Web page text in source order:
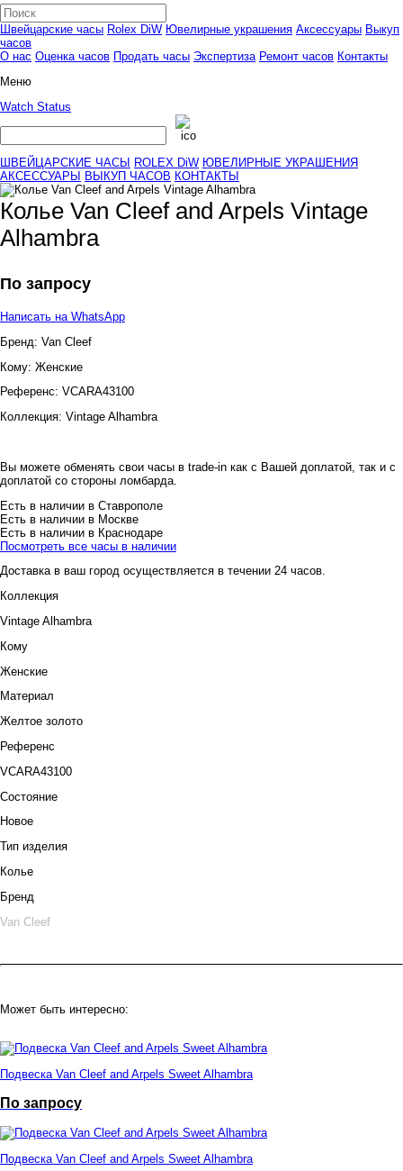
Швейцарские часы Rolex DiW Ювелирные украшения Аксессуары Выкуп
часов
О нас Оценка часов Продать часы Экспертиза Ремонт часов Контакты
Меню
Watch Status
ШВЕЙЦАРСКИЕ ЧАСЫ ROLEX DiW ЮВЕЛИРНЫЕ УКРАШЕНИЯ
АКСЕССУАРЫ
ВЫКУП ЧАСОВ КОНТАКТЫ
Колье Van Cleef and Arpels Vintage
Alhambra
По запросу
Написать на WhatsApp
Бренд: Van Cleef
Кому: Женские
Референс: VCARA43100
Коллекция: Vintage Alhambra
Вы можете обменять свои часы в trade-in как с Вашей доплатой, так и с
доплатой со стороны ломбарда.
Есть в наличии в Ставрополе
Есть в наличии в Москве
Есть в наличии в Краснодаре
Посмотреть все часы в наличии
Доставка в ваш город осуществляется в течении 24 часов.
Коллекция
Vintage Alhambra
Кому
Женские
Материал
Желтое золото
Референс
VCARA43100
Состояние
Новое
Тип изделия
Колье
Бренд
Van Cleef
Может быть интересно:
Подвеска Van Cleef and Arpels Sweet Alhambra
По запросу
Подвеска Van Cleef and Arpels Sweet Alhambra